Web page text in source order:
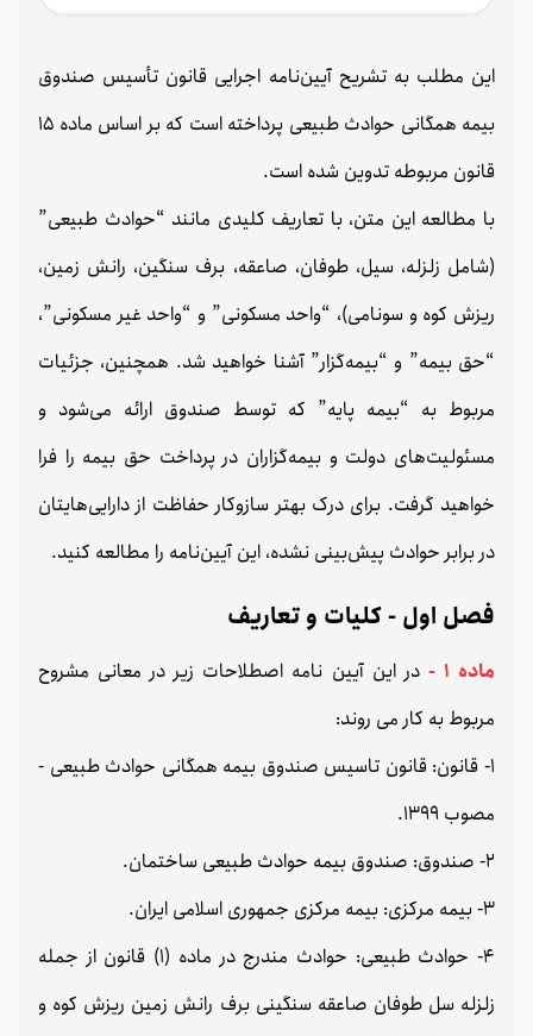
این مطلب به تشریح آیین‌نامه اجرایی قانون تأسیس صندوق
بیمه همگانی حوادث طبیعی پرداخته است که بر اساس ماده 15
قانون مربوطه تدوین شده است.
با مطالعه این متن، با تعاریف کلیدی مانند “حوادث طبیعی”
(شامل زلزله، سیل، طوفان، صاعقه، برف سنگین، رانش زمین،
ریزش کوه و سونامی)، “واحد مسکونی” و “واحد غیر مسکونی”،
“حق بیمه” و “بیمه‌گزار” آشنا خواهید شد. همچنین، جزئیات
مربوط به “بیمه پایه” که توسط صندوق ارائه می‌شود و
مسئولیت‌های دولت و بیمه‌گزاران در پرداخت حق بیمه را فرا
خواهید گرفت. برای درک بهتر سازوکار حفاظت از دارایی‌هایتان
در برابر حوادث پیش‌بینی نشده، این آیین‌نامه را مطالعه کنید.
فصل اول - کلیات و تعاریف
ماده 1 -
در این آیین نامه اصطلاحات زیر در معانی مشروح
مربوط به کار می روند:
1- قانون: قانون تاسیس صندوق بیمه همگانی حوادث طبیعی -
مصوب 1399.
2- صندوق: صندوق بیمه حوادث طبیعی ساختمان.
3- بیمه مرکزی: بیمه مرکزی جمهوری اسلامی ایران.
4- حوادث طبیعی: حوادث مندرج در ماده (1) قانون از جمله
زلزله سل طوفان صاعقه سنگینی برف رانش زمین ریزش کوه و